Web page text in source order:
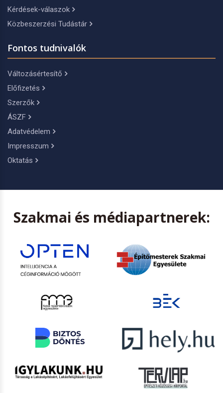
Kérdések-válaszok
Közbeszerzési Tudástár
Fontos tudnivalók
Változásértesítő
Előfizetés
Szerzők
ÁSZF
Adatvédelem
Impresszum
Oktatás
Szakmai és médiapartnerek: